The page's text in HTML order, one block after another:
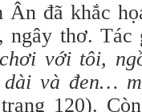
đã khắc
ngây thơ. Tác
với tôi,
dài và đen…
120).